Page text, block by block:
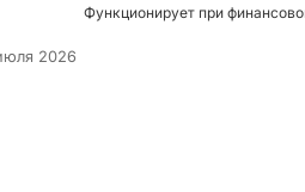
Функционирует при
2026